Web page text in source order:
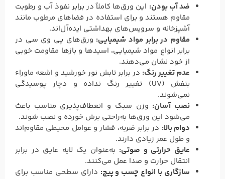
ضد آب بودن: این ورق‌ها کاملاً در برابر نفوذ آب و رطوبت
مقاوم هستند و برای استفاده در فضاهای مرطوب مانند
آشپزخانه و سرویس‌های بهداشتی ایده‌آل‌اند.
مقاوم در برابر مواد شیمیایی: ورق‌های پی وی سی در
برابر انواع مواد شیمیایی، اسیدها و بازها مقاومت خوبی
از خود نشان می‌دهند.
عدم تغییر رنگ: در برابر تابش نور خورشید و اشعه ماوراء
بنفش (UV) تغییر رنگ نداده و دچار پوسیدگی
نمی‌شوند.
نصب آسان: وزن سبک و انعطاف‌پذیری مناسب باعث
می‌شود این ورق‌ها به‌راحتی برش خورده و نصب شوند.
دوام بالا: در برابر ضربه، فشار و عوامل محیطی مقاوم‌اند
و طول عمر زیادی دارند.
عایق حرارتی و صوتی: به‌عنوان یک لایه عایق در برابر
انتقال حرارت و صدا عمل می‌کنند.
سازگاری با انواع چسب و پیچ: دارای سطحی مناسب برای